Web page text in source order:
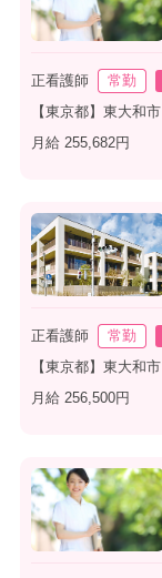
正看護師 常勤
【東京都】東大和市
月給 255,682円
正看護師 常勤
【東京都】東大和市
月給 256,500円